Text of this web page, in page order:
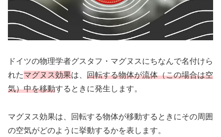
ドイツの物理学者グスタフ・マグヌスにちなんで名付けら
れたマグヌス効果は、 回転する物体が流体（この場合は空
気）中を移動するときに発生します。
マグヌス効果は、回転する物体が移動するときにその周囲
の空気がどのように挙動するかを表します。